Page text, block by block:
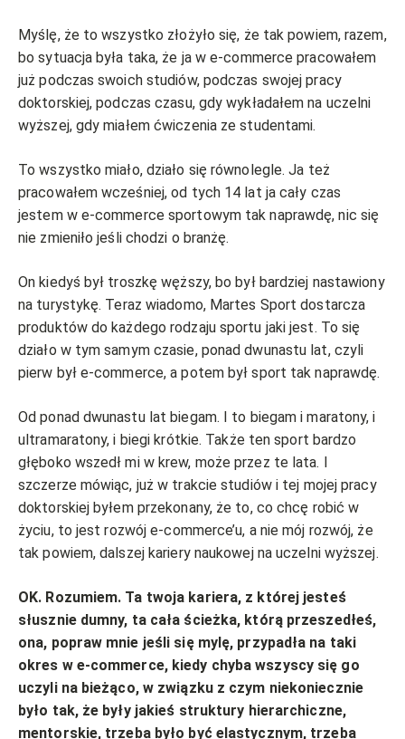
Myślę, że to wszystko złożyło się, że tak powiem, razem,
bo sytuacja była taka, że ja w e-commerce pracowałem
już podczas swoich studiów, podczas swojej pracy
doktorskiej, podczas czasu, gdy wykładałem na uczelni
wyższej, gdy miałem ćwiczenia ze studentami.
To wszystko miało, działo się równolegle. Ja też
pracowałem wcześniej, od tych 14 lat ja cały czas
jestem w e-commerce sportowym tak naprawdę, nic się
nie zmieniło jeśli chodzi o branżę.
On kiedyś był troszkę węższy, bo był bardziej nastawiony
na turystykę. Teraz wiadomo, Martes Sport dostarcza
produktów do każdego rodzaju sportu jaki jest. To się
działo w tym samym czasie, ponad dwunastu lat, czyli
pierw był e-commerce, a potem był sport tak naprawdę.
Od ponad dwunastu lat biegam. I to biegam i maratony, i
ultramaratony, i biegi krótkie. Także ten sport bardzo
głęboko wszedł mi w krew, może przez te lata. I
szczerze mówiąc, już w trakcie studiów i tej mojej pracy
doktorskiej byłem przekonany, że to, co chcę robić w
życiu, to jest rozwój e-commerce’u, a nie mój rozwój, że
tak powiem, dalszej kariery naukowej na uczelni wyższej.
OK. Rozumiem. Ta twoja kariera, z której jesteś
słusznie dumny, ta cała ścieżka, którą przeszedłeś,
ona, popraw mnie jeśli się mylę, przypadła na taki
okres w e-commerce, kiedy chyba wszyscy się go
uczyli na bieżąco, w związku z czym niekoniecznie
było tak, że były jakieś struktury hierarchiczne,
mentorskie, trzeba było być elastycznym, trzeba